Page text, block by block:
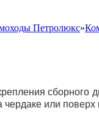
Петролюкс»
или